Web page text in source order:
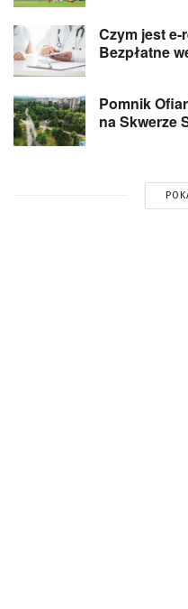
Czym jest e-
Bezpłatne
Pomnik
na Skwerze